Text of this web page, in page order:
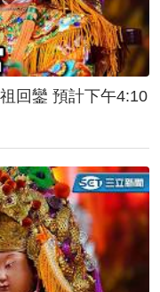
午4:10